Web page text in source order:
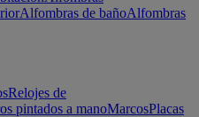
Alfombras de bañoAlfombras
Relojes de
pintados a manoMarcosPlacas